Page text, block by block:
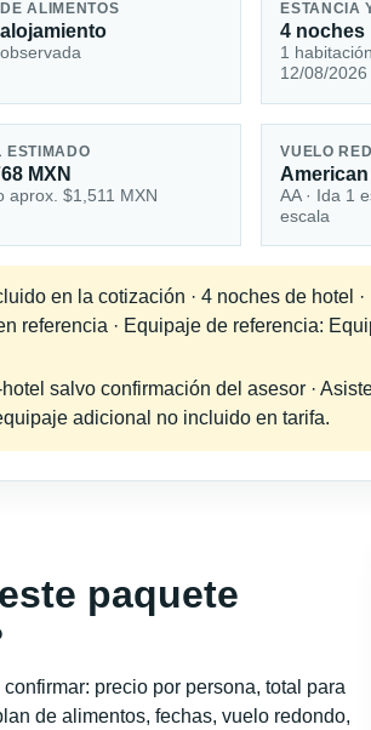
ALIMENTOS ESTANCIA
4 noches
1
12/08/
ESTIMADO
MXN
aprox. $1,511 MXN
VUELO
AA · Ida 1
escala
en la cotización · 4 noches de hotel
referencia · Equipaje de referencia:
salvo confirmación del asesor ·
adicional no incluido en tarifa.
paquete
precio por persona, total para
de alimentos, fechas, vuelo redondo,